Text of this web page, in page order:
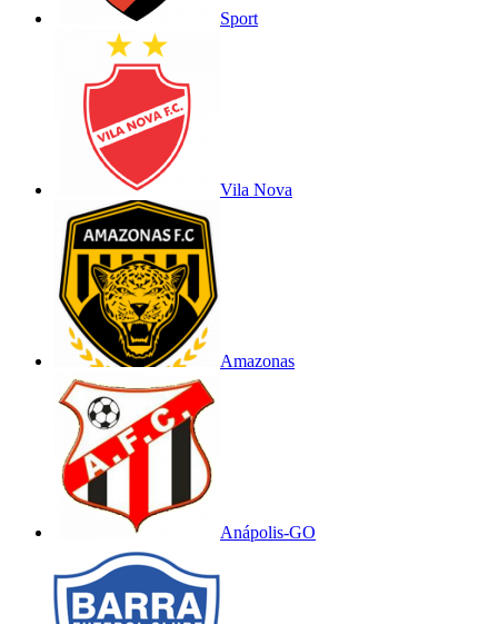
Sport
Vila Nova
Amazonas
Anápolis-GO